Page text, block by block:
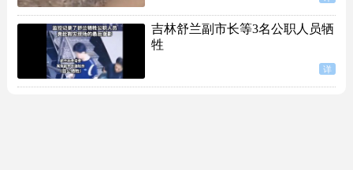
吉林舒兰副市长等3名公职人员牺
牲
详